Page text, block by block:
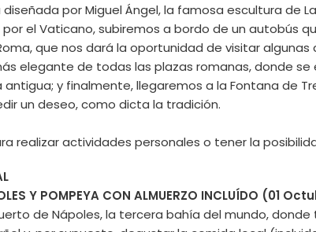
por Miguel Ángel, la famosa escultura de
por el Vaticano, subiremos a bordo de un autobús
que nos dará la oportunidad de visitar
elegante de todas las plazas romanas, donde
y finalmente, llegaremos a la Fontana de
un deseo, como dicta la tradición.
realizar actividades personales o tener la
Y POMPEYA CON ALMUERZO INCLUÍDO (01
de Nápoles, la tercera bahía del mundo,